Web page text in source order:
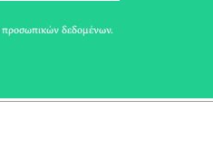
ΠΑΣΤΟΥ
προσωπικών δεδομένων.